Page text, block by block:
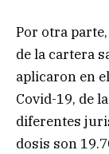
Por otra
de la cartera
aplicaron en
Covid-19, de
diferentes
dosis son